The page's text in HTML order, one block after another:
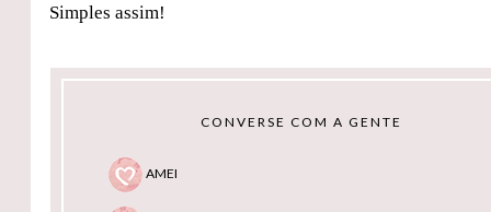
Simples assim!
CONVERSE COM A GENTE
AMEI